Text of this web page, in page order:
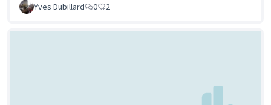
Yves Dubillard
0 2